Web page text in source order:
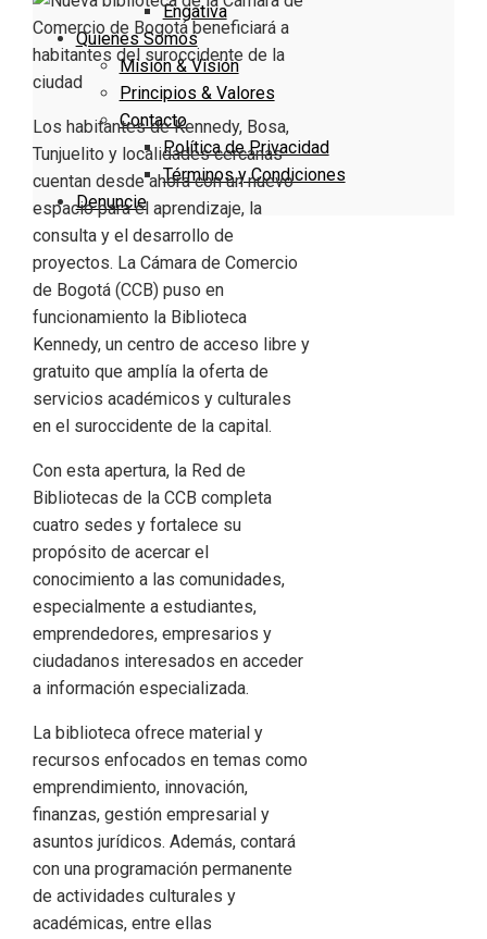
Engativa
Quienes Somos
Misión & Visión
Principios & Valores
Contacto
Política de Privacidad
Términos y Condiciones
Denuncie
Los habitantes de Kennedy, Bosa,
Tunjuelito y localidades cercanas
cuentan desde ahora con un nuevo
espacio para el aprendizaje, la
consulta y el desarrollo de
proyectos. La Cámara de Comercio
de Bogotá (CCB) puso en
funcionamiento la Biblioteca
Kennedy, un centro de acceso libre y
gratuito que amplía la oferta de
servicios académicos y culturales
en el suroccidente de la capital.
Con esta apertura, la Red de
Bibliotecas de la CCB completa
cuatro sedes y fortalece su
propósito de acercar el
conocimiento a las comunidades,
especialmente a estudiantes,
emprendedores, empresarios y
ciudadanos interesados en acceder
a información especializada.
La biblioteca ofrece material y
recursos enfocados en temas como
emprendimiento, innovación,
finanzas, gestión empresarial y
asuntos jurídicos. Además, contará
con una programación permanente
de actividades culturales y
académicas, entre ellas